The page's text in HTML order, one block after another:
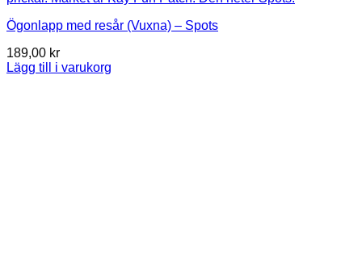
Ögonlapp med resår (Vuxna) – Spots
189,00 kr
Lägg till i varukorg